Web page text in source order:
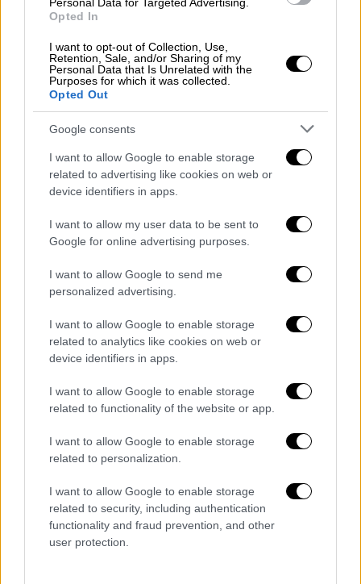
Opted In
I want to opt-out of Collection, Use,
Retention, Sale, and/or Sharing of my
Personal Data that Is Unrelated with the
Purposes for which it was collected.
Opted Out
Google consents
I want to allow Google to enable storage
related to advertising like cookies on web or
device identifiers in apps.
I want to allow my user data to be sent to
Google for online advertising purposes.
I want to allow Google to send me
personalized advertising.
I want to allow Google to enable storage
related to analytics like cookies on web or
device identifiers in apps.
I want to allow Google to enable storage
related to functionality of the website or app.
I want to allow Google to enable storage
related to personalization.
I want to allow Google to enable storage
related to security, including authentication
functionality and fraud prevention, and other
user protection.
Instagram στην Ευρώπη
Meta: Τι απαντά στα σενάρια
αποχώρησης από την Ευρώπη
«Σε καμία περίπτωση δεν επιθυμούμε, ούτε
έχουμε κάποιο σχέδιο αποχώρησης από την
Ευρώπη, αυτό που συμβαίνει είναι ότι η
Meta, όπως και πολλές άλλες επιχειρήσεις,
οργανισμοί και υπηρεσίες, βασίζονται σε
μεταφορές δεδομένων μεταξύ ΕΕ και ΗΠΑ
για να λειτουργούν κάποιες παγκόσμιες
υπηρεσίες. Όπως και άλλες εταιρείες,
έχουμε ακολουθήσει τους ευρωπαϊκούς
κανόνες και βασιζόμαστε σε Τυπικές
Συμβατικές Ρήτρες, αλλά και στις
απαραίτητες διασφαλίσεις δεδομένων για
τη λειτουργία μιας παγκόσμιας υπηρεσίας.
Ουσιαστικά, οι επιχειρήσεις χρειάζονται
σαφείς, παγκόσμιους κανόνες για την
προστασία των διατλαντικών ροών
δεδομένων μακροπρόθεσμα, και όπως
περισσότερες από 70 ακόμα εταιρείες μέσα
από ένα ευρύ φάσμα βιομηχανιών,
παρακολουθούμε στενά το πιθανό αντίκτυπο